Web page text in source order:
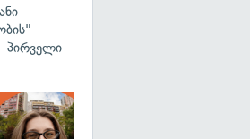
პირველი